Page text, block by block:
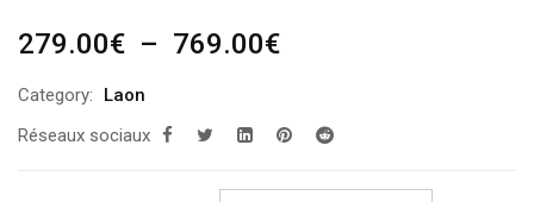
279.00€ – 769.00€Plage
279.00€
Category:
Laon
Réseaux sociaux